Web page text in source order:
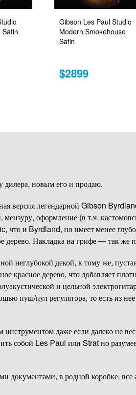
Satin
Gibson Les Paul Studio
Modern Smokehouse
Satin
$2899
новым его и продаю.
версия легендарной Gibson
оформление (в т.ч.
что и Byrdland, но имеет менее
дерево. Накладка на грифе — так же
неглубокой декой, к тому же,
красное дерево, что добавляет
и цельной
пуш/пул регулятора, то есть из
даже если далеко не
собой Les Paul или Strat но
документами, в родной коробке,